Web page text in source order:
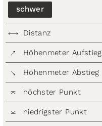
schwer
Distanz
Höhenmeter Aufstieg
Höhenmeter Abstieg
höchster Punkt
niedrigster Punkt